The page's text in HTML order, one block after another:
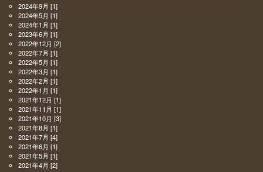
2024年9月 [1]
2024年5月 [1]
2024年1月 [1]
2023年6月 [1]
2022年12月 [2]
2022年7月 [1]
2022年5月 [1]
2022年3月 [1]
2022年2月 [1]
2022年1月 [1]
2021年12月 [1]
2021年11月 [1]
2021年10月 [3]
2021年8月 [1]
2021年7月 [4]
2021年6月 [1]
2021年5月 [1]
2021年4月 [2]